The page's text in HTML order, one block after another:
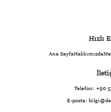
Hızlı
Ana SayfaHakkımızda
Telefon: +90
E-posta: